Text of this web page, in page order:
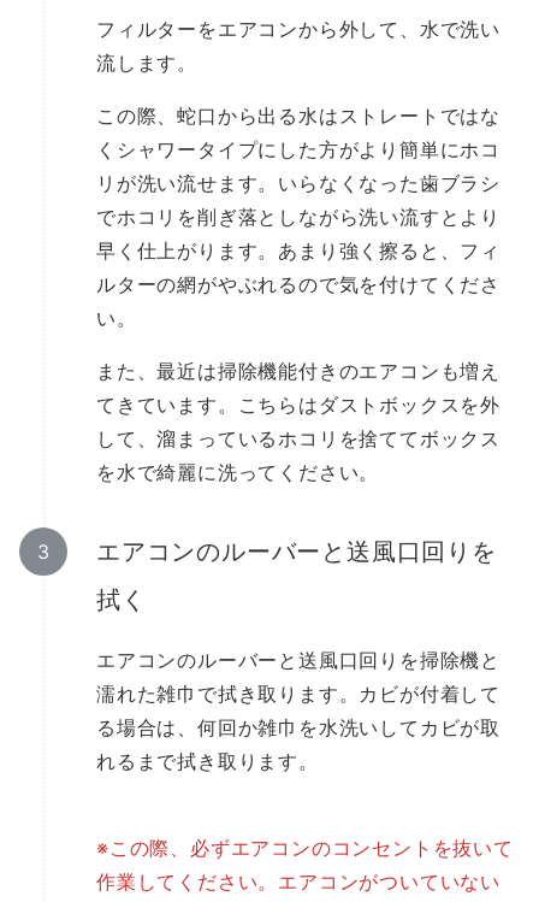
フィルターをエアコンから外して、水で洗い
流します。
この際、蛇口から出る水はストレートではな
くシャワータイプにした方がより簡単にホコ
リが洗い流せます。いらなくなった歯ブラシ
でホコリを削ぎ落としながら洗い流すとより
早く仕上がります。あまり強く擦ると、フィ
ルターの網がやぶれるので気を付けてくださ
い。
また、最近は掃除機能付きのエアコンも増え
てきています。こちらはダストボックスを外
して、溜まっているホコリを捨ててボックス
を水で綺麗に洗ってください。
エアコンのルーバーと送風口回りを
拭く
エアコンのルーバーと送風口回りを掃除機と
濡れた雑巾で拭き取ります。カビが付着して
る場合は、何回か雑巾を水洗いしてカビが取
れるまで拭き取ります。
※この際、必ずエアコンのコンセントを抜いて
作業してください。エアコンがついていない